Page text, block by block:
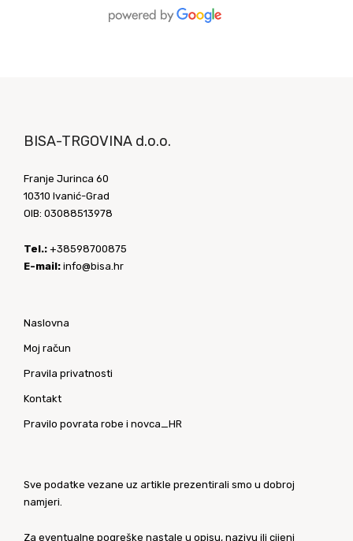
BISA-TRGOVINA d.o.o.
Franje Jurinca 60
10310 Ivanić-Grad
OIB: 03088513978
Tel.: +38598700875
E-mail: info@bisa.hr
Naslovna
Moj račun
Pravila privatnosti
Kontakt
Pravilo povrata robe i novca_HR
Sve podatke vezane uz artikle prezentirali smo u dobroj
namjeri.
Za eventualne pogreške nastale u opisu, nazivu ili cijeni